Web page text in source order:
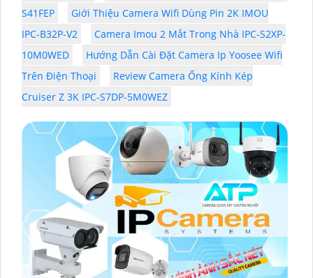
S41FEP
Giới Thiệu Camera Wifi Dùng Pin 2K IMOU
IPC-B32P-V2
Camera Imou 2 Mắt Trong Nhà IPC-S2XP-
10M0WED
Hướng Dẫn Cài Đặt Camera Ip Yoosee Wifi
Trên Điện Thoại
Review Camera Ống Kính Kép
Cruiser Z 3K IPC-S7DP-5M0WEZ